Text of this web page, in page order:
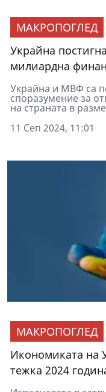
МАКРОПОГЛЕД
Украйна
милиардна
Украйна и МВФ са
споразумение за
на страната в
11 Сеп 2024, 11:01
МАКРОПОГЛЕД
Икономиката на
тежка 2024